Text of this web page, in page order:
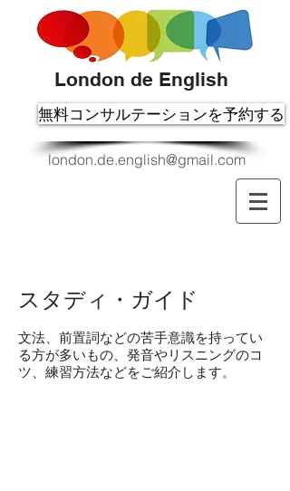
London de English
無料コンサルテーションを予約する
london.de.english@gmail.com
スタディ・ガイド
​文法、前置詞などの苦手意識を持ってい
る方が多いもの、発音やリスニングのコ
ツ、練習方法などをご紹介します。